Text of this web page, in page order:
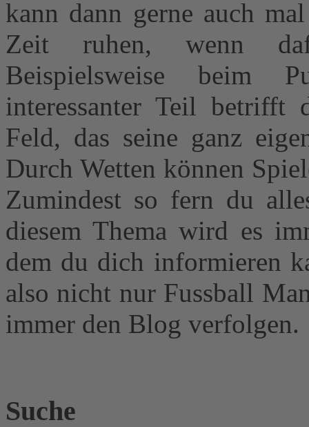
kann dann gerne auch
Zeit ruhen, wenn
Beispielsweise beim
interessanter Teil betrifft
Feld, das seine ganz
Durch Wetten können
Zumindest so fern du
diesem Thema wird es
dem du dich informieren
also nicht nur Fussball
immer den Blog verfolgen.
Suche